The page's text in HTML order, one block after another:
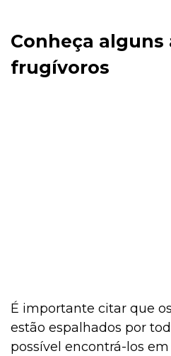
Conheça alguns
frugívoros
É importante citar que
estão espalhados por
possível encontrá-los